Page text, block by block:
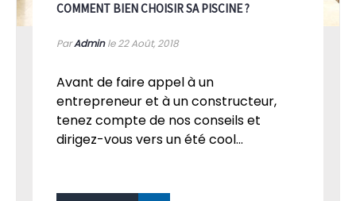
COMMENT BIEN CHOISIR SA PISCINE ?
ParAdminle 22Août, 2018
Avant de faire appel à un
entrepreneur et à un constructeur,
tenez compte de nos conseils et
dirigez-vous vers un été cool...